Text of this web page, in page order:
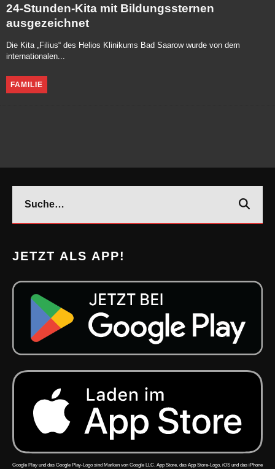
24-Stunden-Kita mit Bildungssternen
ausgezeichnet
Die Kita „Filius“ des Helios Klinikums Bad Saarow wurde von dem
internationalen...
FAMILIE
JETZT ALS APP!
Google Play und das Google Play-Logo sind Marken von Google LLC. App Store, das App Store-Logo, iOS und das iPhone